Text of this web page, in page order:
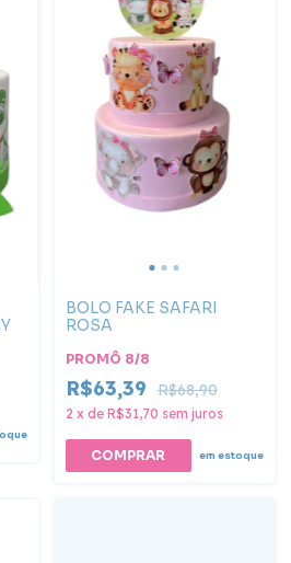
BOLO FAKE SAFARI
ROSA
PROMÔ 8/8
R$63,39 R$68,90
2 x de R$31,70 sem juros
em estoque